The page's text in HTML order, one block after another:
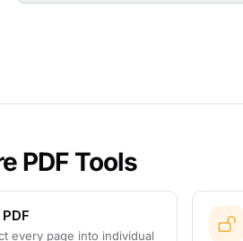
PDF Tools
every page into individual